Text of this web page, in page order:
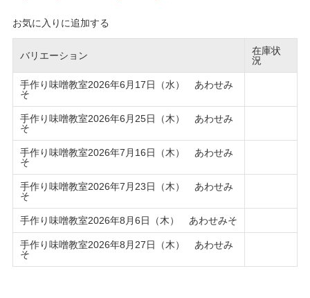
お気に入りに追加する
バリエーション
在庫状
況
手作り味噌教室2026年6月17日（水） あわせみ
そ
手作り味噌教室2026年6月25日（木） あわせみ
そ
手作り味噌教室2026年7月16日（木） あわせみ
そ
手作り味噌教室2026年7月23日（木） あわせみ
そ
手作り味噌教室2026年8月6日（木） あわせみそ
手作り味噌教室2026年8月27日（木） あわせみ
そ